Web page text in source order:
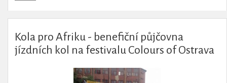
Kola pro Afriku - benefiční půjčovna
jízdních kol na festivalu Colours of Ostrava